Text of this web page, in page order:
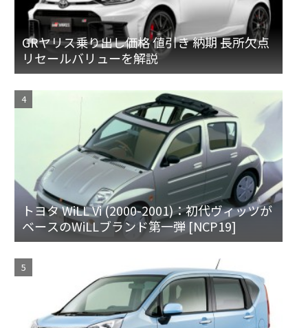
GRヤリス乗り出し価格 値引き 納期 長所欠点
リセールバリューを解説
トヨタ WiLL Vi (2000-2001)：初代ヴィッツが
ベースのWiLLブランド第一弾 [NCP19]